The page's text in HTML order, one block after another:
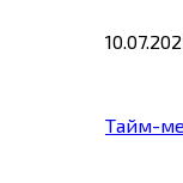
Тайм-